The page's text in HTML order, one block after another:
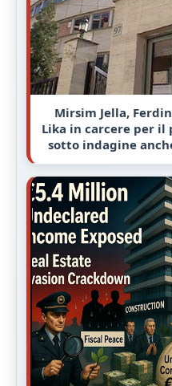
Mirsim Jella,
Lika in carcere per il
sotto indagine